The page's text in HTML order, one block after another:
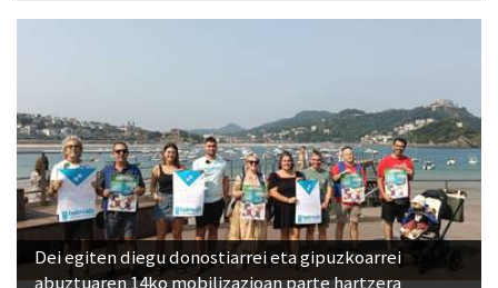
Dei egiten diegu donostiarrei eta gipuzkoarrei
abuztuaren 14ko mobilizazioan parte hartzera